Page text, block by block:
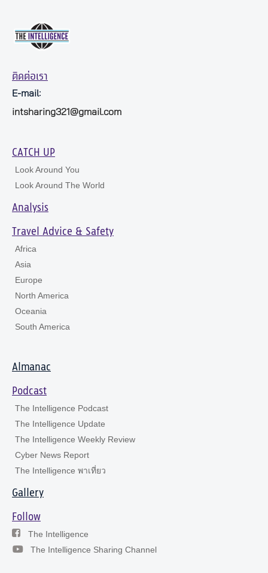
ติดต่อเรา
E-mail:
intsharing321@gmail.com
CATCH UP
Look Around You
Look Around The World
Analysis
Travel Advice & Safety
Africa
Asia
Europe
North America
Oceania
South America
Almanac
Podcast
The Intelligence Podcast
The Intelligence Update
The Intelligence Weekly Review
Cyber News Report
The Intelligence พาเที่ยว
Gallery
Follow
The Intelligence
The Intelligence Sharing Channel